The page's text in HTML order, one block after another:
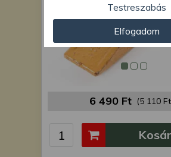
6 490 Ft (5 110
személyre szabott hirdetések
tartalom nyújtásához,
tartalomméréshez,
gyűjtéséhez, valamint
kifejlesztéséhez és a termékek
javításához. Az Ön
módszerrel szerzett pontos
is felhasználhatunk. A
kattintva hozzájárulhat
és a partnereink a fent
Testreszabás
Elfogadom